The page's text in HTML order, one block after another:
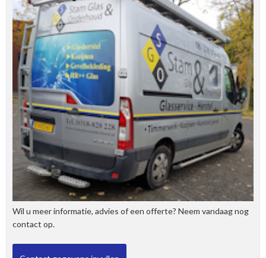
Wil u meer informatie, advies of een offerte? Neem vandaag nog
contact op.